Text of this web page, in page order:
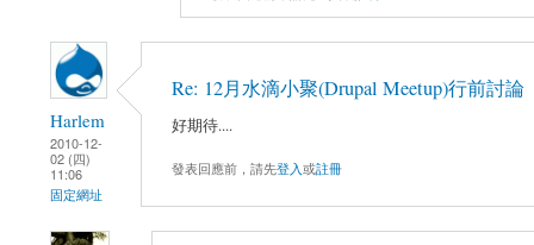
Harlem
2010-12-
02 (四)
11:06
固定網址
Re: 12月水滴小聚(Drupal Meetup)行前討論
好期待....
發表回應前，請先登入或註冊